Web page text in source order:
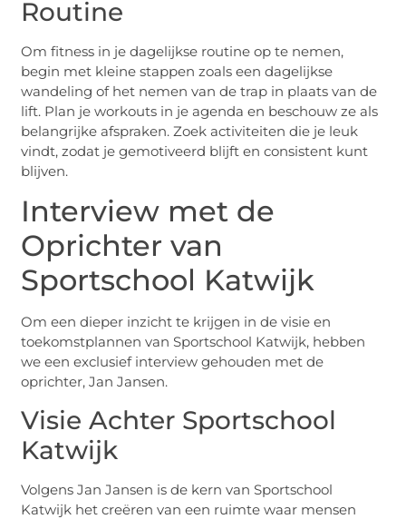
Routine
Om fitness in je dagelijkse routine op te nemen,
begin met kleine stappen zoals een dagelijkse
wandeling of het nemen van de trap in plaats van de
lift. Plan je workouts in je agenda en beschouw ze als
belangrijke afspraken. Zoek activiteiten die je leuk
vindt, zodat je gemotiveerd blijft en consistent kunt
blijven.
Interview met de
Oprichter van
Sportschool Katwijk
Om een dieper inzicht te krijgen in de visie en
toekomstplannen van Sportschool Katwijk, hebben
we een exclusief interview gehouden met de
oprichter, Jan Jansen.
Visie Achter Sportschool
Katwijk
Volgens Jan Jansen is de kern van Sportschool
Katwijk het creëren van een ruimte waar mensen